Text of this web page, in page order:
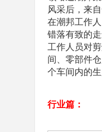
风采后，来
在潮邦工作
错落有致的
工作人员对
间、零部件
个车间内的生
行业篇：